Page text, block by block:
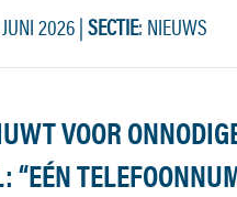
2026|SECTIE: NIEUWS
VOOR
“EÉN